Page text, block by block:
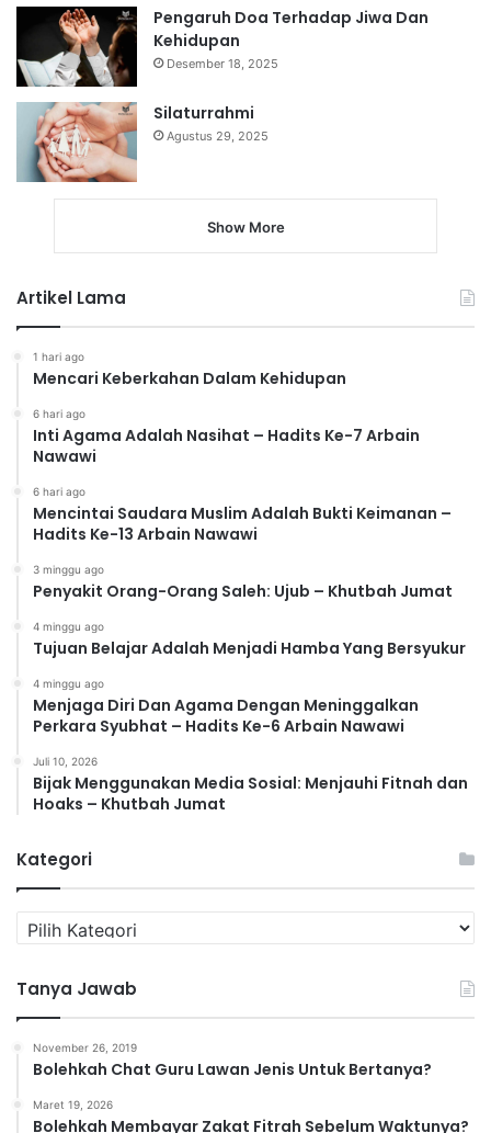
Pengaruh Doa Terhadap Jiwa Dan
Kehidupan
Desember 18, 2025
Silaturrahmi
Agustus 29, 2025
Show More
Artikel Lama
1 hari ago
Mencari Keberkahan Dalam Kehidupan
6 hari ago
Inti Agama Adalah Nasihat – Hadits Ke-7 Arbain
Nawawi
6 hari ago
Mencintai Saudara Muslim Adalah Bukti Keimanan –
Hadits Ke-13 Arbain Nawawi
3 minggu ago
Penyakit Orang-Orang Saleh: Ujub – Khutbah Jumat
4 minggu ago
Tujuan Belajar Adalah Menjadi Hamba Yang Bersyukur
4 minggu ago
Menjaga Diri Dan Agama Dengan Meninggalkan
Perkara Syubhat – Hadits Ke-6 Arbain Nawawi
Juli 10, 2026
Bijak Menggunakan Media Sosial: Menjauhi Fitnah dan
Hoaks – Khutbah Jumat
Kategori
a
e
g
Tanya Jawab
November 26, 2019
Bolehkah Chat Guru Lawan Jenis Untuk Bertanya?
Maret 19, 2026
Bolehkah Membayar Zakat Fitrah Sebelum Waktunya?